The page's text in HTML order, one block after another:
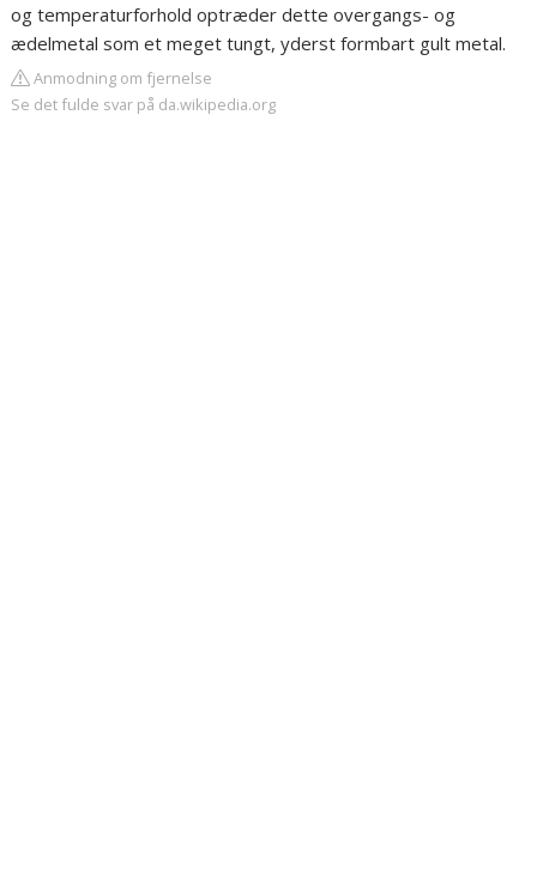
og temperaturforhold optræder dette overgangs- og
ædelmetal som et meget tungt, yderst formbart gult metal.
Anmodning om fjernelse
Se det fulde svar på da.wikipedia.org